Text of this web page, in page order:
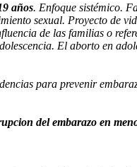
años. Enfoque sistémico.
sexual. Proyecto de
de las familias o
El aborto en
para prevenir
del embarazo en